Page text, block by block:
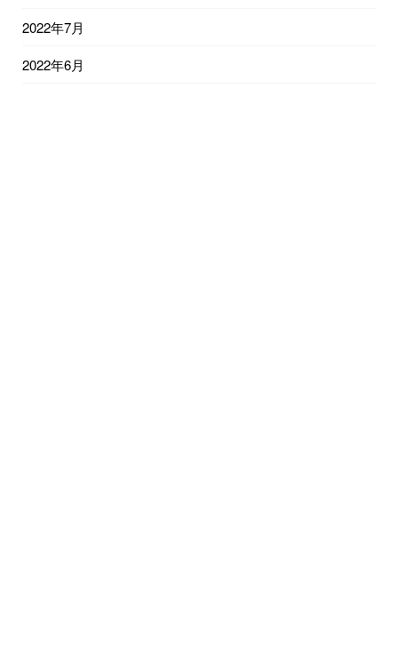
2022年7月
2022年6月